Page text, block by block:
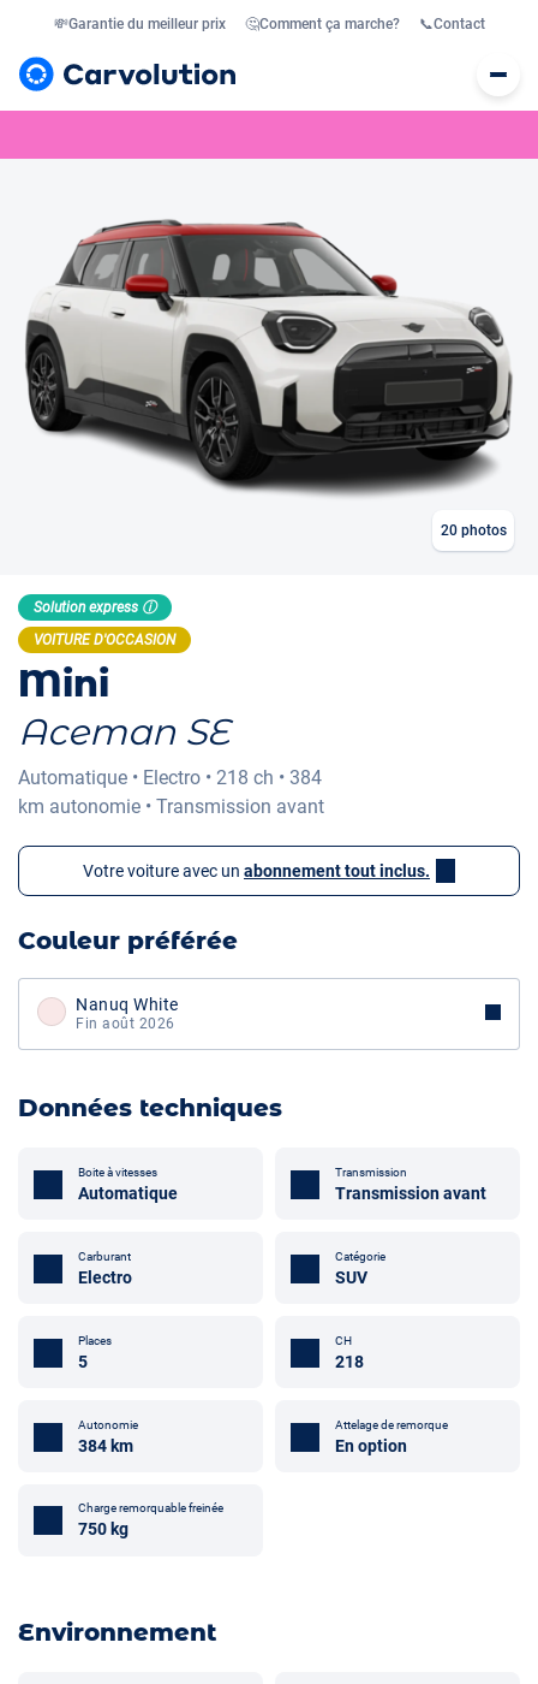
💸Garantie du meilleur prix 🤔Comment ça marche? 📞Contact
20photos
Solution express ⓘ
VOITURE D'OCCASION
Mini
Aceman SE
Automatique • Electro • 218 ch • 384
km autonomie • Transmission avant
Votre voiture avec un abonnement tout inclus.
Couleur préférée
Nanuq White
Fin août 2026
Données techniques
Boite à vitesses
Automatique
Transmission
Transmission avant
Carburant
Electro
Catégorie
SUV
Places
5
CH
218
Autonomie
384 km
Attelage de remorque
En option
Charge remorquable freinée
750 kg
Environnement